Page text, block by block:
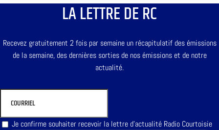
LA LETTRE DE RC
Recevez gratuitement 2 fois par semaine un récapitulatif des émissions
de la semaine, des dernières sorties de nos émissions et de notre
actualité.
Je confirme souhaiter recevoir la lettre d'actualité Radio Courtoisie